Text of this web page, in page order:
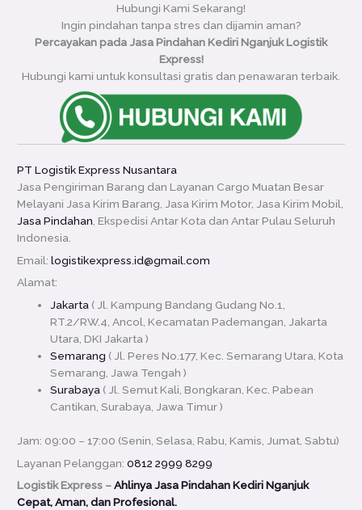
Hubungi Kami Sekarang!
Ingin pindahan tanpa stres dan dijamin aman?
Percayakan pada Jasa Pindahan Kediri Nganjuk Logistik
Express!
Hubungi kami untuk konsultasi gratis dan penawaran terbaik.
PT Logistik Express Nusantara
Jasa Pengiriman Barang dan Layanan Cargo Muatan Besar
Melayani Jasa Kirim Barang, Jasa Kirim Motor, Jasa Kirim Mobil,
Jasa Pindahan , Ekspedisi Antar Kota dan Antar Pulau Seluruh
Indonesia.
Email:logistikexpress.id@gmail.com
Alamat:
Jakarta ( Jl. Kampung Bandang Gudang No.1,
RT.2/RW.4, Ancol, Kecamatan Pademangan, Jakarta
Utara, DKI Jakarta )
Semarang ( Jl. Peres No.177, Kec. Semarang Utara, Kota
Semarang, Jawa Tengah )
Surabaya ( Jl. Semut Kali, Bongkaran, Kec. Pabean
Cantikan, Surabaya, Jawa Timur )
Jam: 09:00 – 17:00 (Senin, Selasa, Rabu, Kamis, Jumat, Sabtu)
Layanan Pelanggan:0812 2999 8299
Logistik Express –Ahlinya Jasa Pindahan Kediri Nganjuk
Cepat, Aman, dan Profesional.